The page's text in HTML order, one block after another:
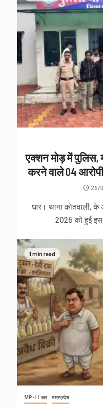
एक्शन मोड़ में पुलिस,
करने वाले 04 आरोपी
26/
धार। थाना कोतवाली, के
2026 को हुई इस
1 min read
MP-11 धार मध्यप्रदेश